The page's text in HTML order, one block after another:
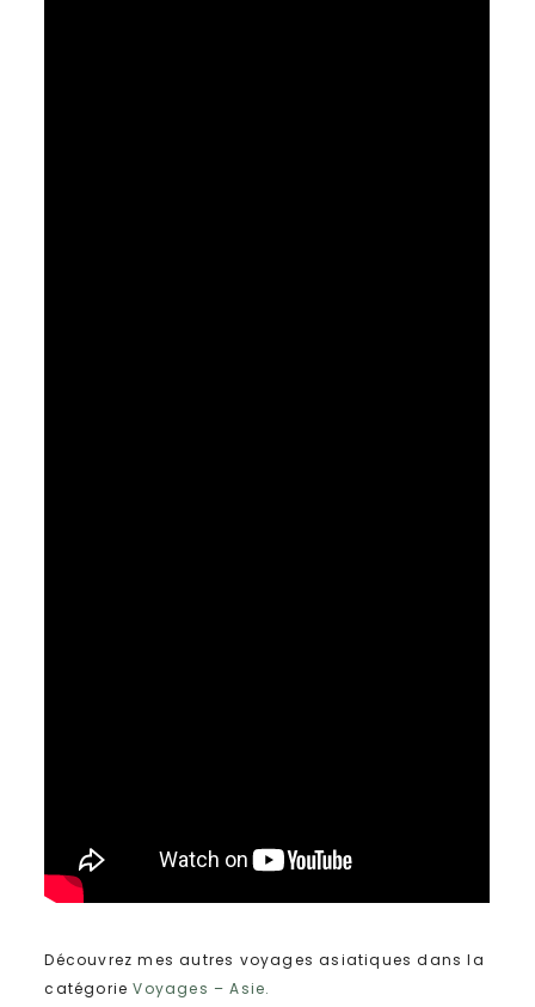
Découvrez mes autres voyages asiatiques dans la
catégorieVoyages – Asie.